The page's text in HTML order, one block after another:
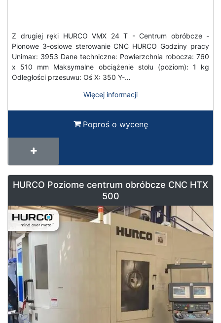
Z drugiej ręki HURCO VMX 24 T - Centrum obróbcze -
Pionowe 3-osiowe sterowanie CNC HURCO Godziny pracy
Unimax: 3953 Dane techniczne: Powierzchnia robocza: 760
x 510 mm Maksymalne obciążenie stołu (poziom): 1 kg
Odległości przesuwu: Oś X: 350 Y-…
Więcej informacji
Poproś o wycenę
HURCO Poziome centrum obróbcze CNC HTX
500